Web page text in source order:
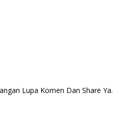
Lupa Komen Dan Share Ya.